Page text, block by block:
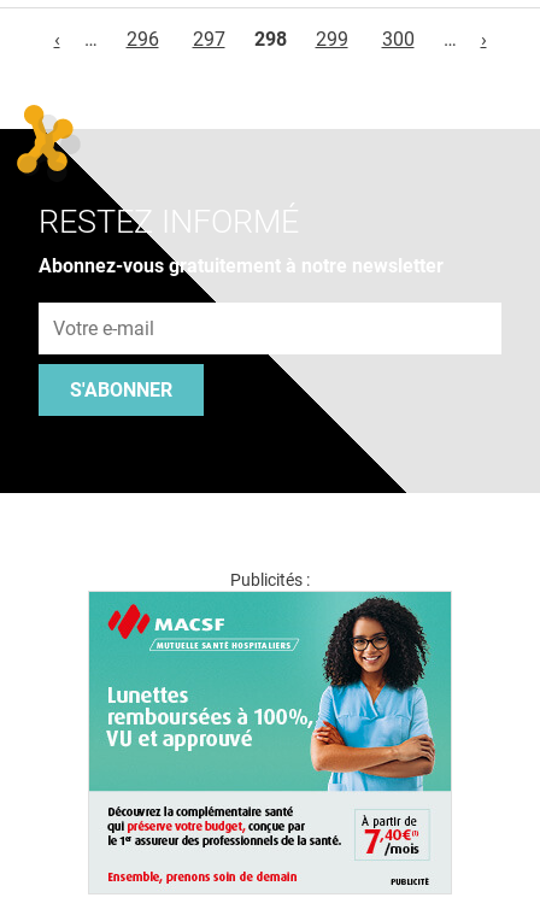
‹
… 296 297 298 299 300 … ›
RESTEZ INFORMÉ
Abonnez-vous gratuitement à notre newsletter
S'ABONNER
Publicités :